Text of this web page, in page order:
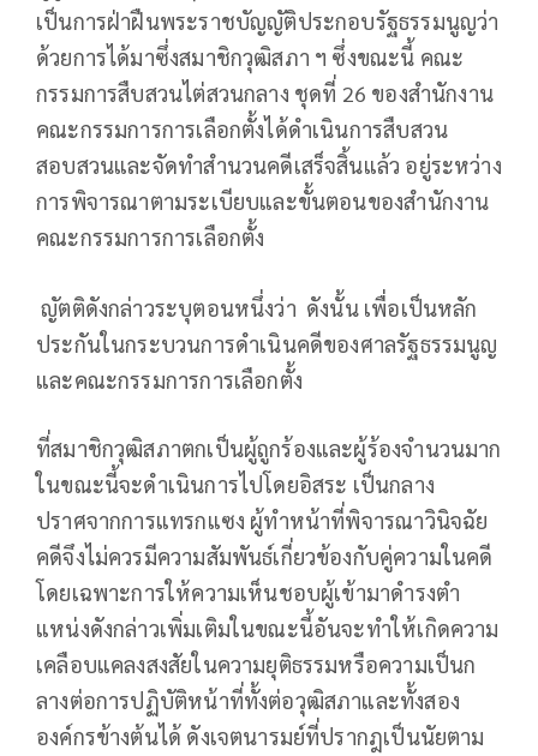
เป็นการฝ่าฝืนพระราชบัญญัติประกอบรัฐธรรมนูญว่า
ด้วยการได้มาซึ่งสมาชิกวุฒิสภา ฯ ซึ่งขณะนี้ คณะ
กรรมการสืบสวนไต่สวนกลาง ชุดที่ 26 ของสํานักงาน
คณะกรรมการการเลือกตั้งได้ดําเนินการสืบสวน
สอบสวนและจัดทําสํานวนคดีเสร็จสิ้นแล้ว อยู่ระหว่าง
การพิจารณาตามระเบียบและขั้นตอนของสํานักงาน
คณะกรรมการการเลือกตั้ง
ญัตติดังกล่าวระบุตอนหนึ่งว่า ดังนั้น เพื่อเป็นหลัก
ประกันในกระบวนการดําเนินคดีของศาลรัฐธรรมนูญ
และคณะกรรมการการเลือกตั้ง
ที่สมาชิกวุฒิสภาตกเป็นผู้ถูกร้องและผู้ร้องจํานวนมาก
ในขณะนี้จะดําเนินการไปโดยอิสระ เป็นกลาง
ปราศจากการแทรกแซง ผู้ทําหน้าที่พิจารณาวินิจฉัย
คดีจึงไม่ควรมีความสัมพันธ์เกี่ยวข้องกับคู่ความในคดี
โดยเฉพาะการให้ความเห็นชอบผู้เข้ามาดํารงตํา
แหน่งดังกล่าวเพิ่มเติมในขณะนี้อันจะทําให้เกิดความ
เคลือบแคลงสงสัยในความยุติธรรมหรือความเป็นก
ลางต่อการปฏิบัติหน้าที่ทั้งต่อวุฒิสภาและทั้งสอง
องค์กรข้างต้นได้ ดังเจตนารมย์ที่ปรากฎเป็นนัยตาม